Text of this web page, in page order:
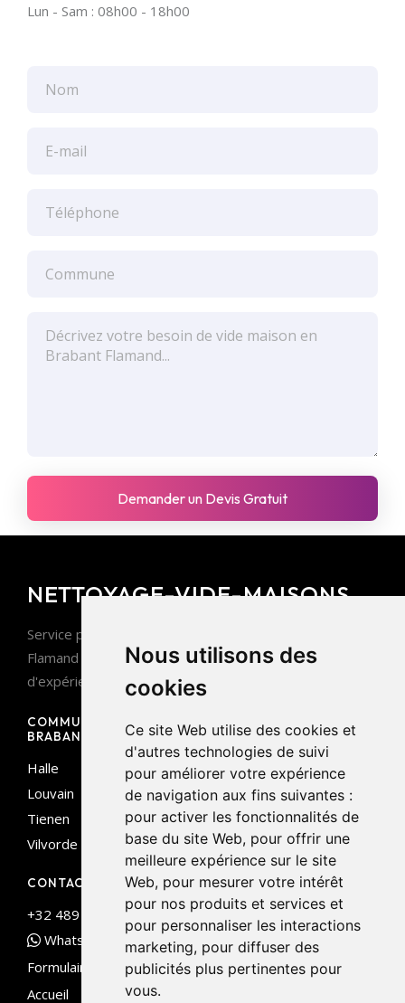
Nous utilisons des
cookies
Ce site Web utilise des cookies et
d'autres technologies de suivi
pour améliorer votre expérience
de navigation aux fins suivantes :
pour activer les fonctionnalités de
base du site Web, pour offrir une
meilleure expérience sur le site
Web, pour mesurer votre intérêt
pour nos produits et services et
pour personnaliser les interactions
marketing, pour diffuser des
publicités plus pertinentes pour
vous.
Lun - Sam : 08h00 - 18h00
NETTOYAGE-VIDE-MAISONS
Service professionnel de vide maison en Brabant
Flamand et sur toute la côte belge. Plus de 10 ans
d'expérience.
COMMUNES EN
BRABANT FLAMAND
Halle
Louvain
Tienen
Vilvorde
NOS SERVICES
Vide maison complet
Débarras appartement
Vide grenier/cave
Locaux commerciaux
CONTACT
+32 489 536 272
WhatsApp
Formulaire
Accueil